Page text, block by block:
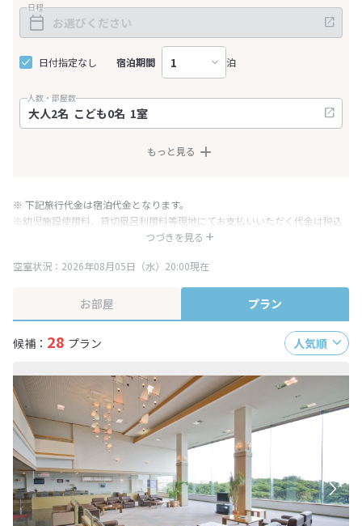
日程
日付指定なし 宿泊期間 泊
人数・部屋数
もっと見る
つづきを見る
※ 下記旅行代金は宿泊代金となります。
※幼児施設使用料、貸切風呂利用料等現地にてお支払いいただく代金は税込
み表記となりますが、消費税増税に伴い代金が一部変更となる場合がござい
※表示されている旅行代金・プラン内容は一定時間ごとに更新されます。最
空室状況：2026年08月05日（水）20:00現在
お部屋 プラン
候補： 28 プラン 人気順